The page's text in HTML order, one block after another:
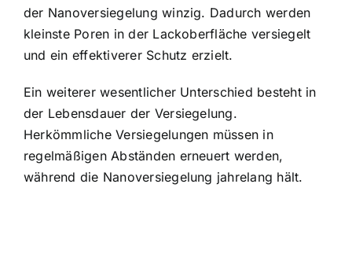
der Nanoversiegelung winzig. Dadurch werden
kleinste Poren in der Lackoberfläche versiegelt
und ein effektiverer Schutz erzielt.
Ein weiterer wesentlicher Unterschied besteht in
der Lebensdauer der Versiegelung.
Herkömmliche Versiegelungen müssen in
regelmäßigen Abständen erneuert werden,
während die Nanoversiegelung jahrelang hält.